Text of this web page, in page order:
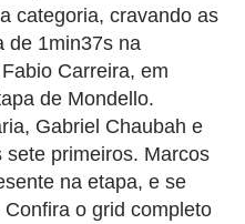
categoria, cravando as
de 1min37s na
Carreira, em
de Mondello.
Gabriel Chaubah e
primeiros. Marcos
na etapa, e se
o grid completo